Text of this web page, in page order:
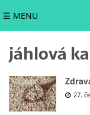
☰ MENU
jáhlová
27.